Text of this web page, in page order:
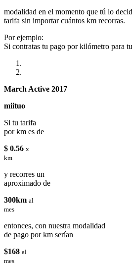
modalidad en el momento que tú lo
tarifa sin importar cuántos km recorras.
Por ejemplo:
Si contratas tu pago por kilómetro para
March Active 2017
miituo
Si tu tarifa
por km es de
$ 0.56 x
km
y recorres un
aproximado de
300km al
mes
entonces, con nuestra modalidad
de pago por km serían
$168 al
mes